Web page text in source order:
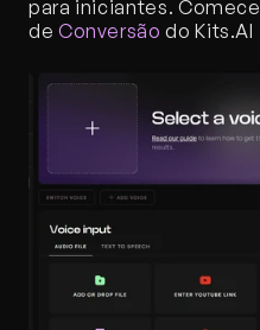
para iniciantes.
de Conversão do Kits.AI